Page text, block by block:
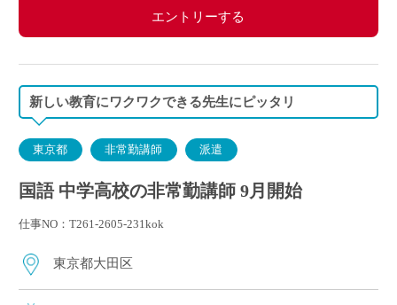
エントリーする
新しい教育にワクワクできる先生にピッタリ
東京都 非常勤講師 派遣
国語 中学高校の非常勤講師 9月開始
仕事NO：T261-2605-231kok
東京都大田区